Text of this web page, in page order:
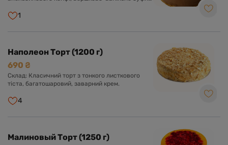
шоколадною глазур'ю.
1
Наполеон Торт (1200 г)
690 ₴
Склад: Класичний торт з тонкого листкового
тіста, багатошаровий, заварний крем.
4
Малиновый Торт (1250 г)